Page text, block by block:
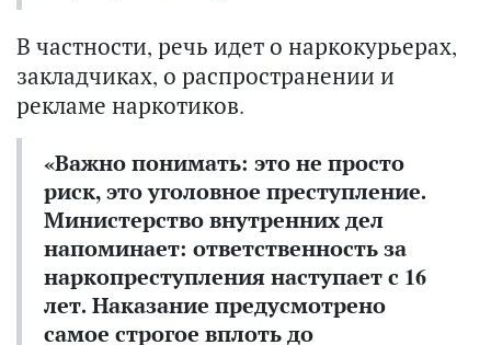
В частности, речь идет о наркокурьерах,
закладчиках, о распространении и
рекламе наркотиков.
«Важно понимать: это не просто
риск, это уголовное преступление.
Министерство внутренних дел
напоминает: ответственность за
наркопреступления наступает с 16
лет. Наказание предусмотрено
самое строгое вплоть до